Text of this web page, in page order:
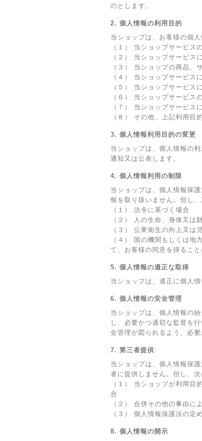
のとします。
2. 個人情報の利用目的
当ショップは、お客様の個
（１） 当ショップサービス
（２） 当ショップサービス
（３） 当ショップの商品、
（４） 当ショップサービス
（５） 当ショップサービス
（６） 当ショップサービス
（７） 当ショップサービス
（８） その他、上記利用目
3. 個人情報利用目的の変更
当ショップは、個人情報の
通知又は公表します。
4. 個人情報利用の制限
当ショップは、個人情報保
報を取り扱いません。但し
（１） 法令に基づく場合
（２） 人の生命、身体又は
（３） 公衆衛生の向上又は
（４） 国の機関もしくは地
て、お客様の同意を得るこ
5. 個人情報の適正な取得
当ショップは、適正に個人
6. 個人情報の安全管理
当ショップは、個人情報の
し、必要かつ適切な監督を
全管理が図られるよう、必
7. 第三者提供
当ショップは、個人情報保
者に提供しません。但し、
（１） 当ショップが利用
合
（２） 合併その他の事由に
（３） 個人情報保護法の定
8. 個人情報の開示